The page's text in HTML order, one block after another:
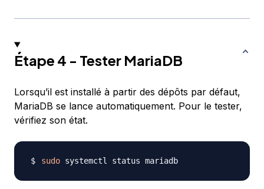
Étape 4 - Tester MariaDB
Lorsqu’il est installé à partir des dépôts par défaut,
MariaDB se lance automatiquement. Pour le tester,
vérifiez son état.
sudo